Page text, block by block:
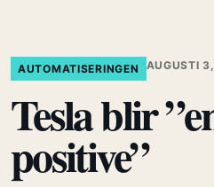
AUTOMATISERINGEN AUGUSTI
Tesla blir
positive”